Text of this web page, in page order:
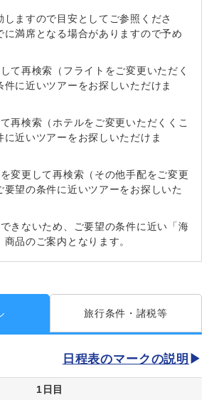
しますので目安としてご参照くださ
に満席となる場合がありますので予め
て再検索（フライトをご変更いただく
件に近いツアーをお探しいただけま
再検索（ホテルをご変更いただくくこ
に近いツアーをお探しいただけま
変更して再検索（その他手配をご変更
要望の条件に近いツアーをお探しいた
きないため、ご要望の条件に近い「海
品のご案内となります。
旅行条件・諸税等
日程表のマークの説明
1日目